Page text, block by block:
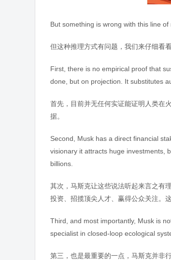
But something is wrong with this line
但这种推理方式有问题，我们来仔细看看
First, there is no empirical proof that
done, but on projection. It substitutes
首先，目前并无任何实证能证明人类在
据。
Second, Musk has a direct financial
visionary it attracts huge investments,
billions.
其次，马斯克让这些说法听起来言之有
投资、招揽顶尖人才、赢得公众关注。
Third, and most importantly, Musk is
specialist in closed-loop ecological
第三，也是最重要的一点，马斯克并非